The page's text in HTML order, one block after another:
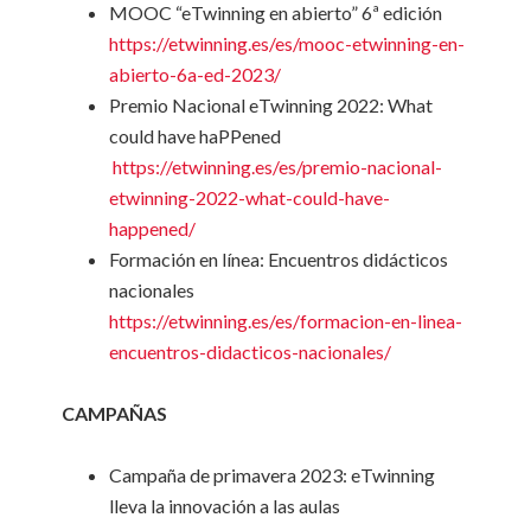
MOOC “eTwinning en abierto” 6ª edición
https://etwinning.es/es/mooc-etwinning-en-
abierto-6a-ed-2023/
Premio Nacional eTwinning 2022: What
could have haPPened
https://etwinning.es/es/premio-nacional-
etwinning-2022-what-could-have-
happened/
Formación en línea: Encuentros didácticos
nacionales
https://etwinning.es/es/formacion-en-linea-
encuentros-didacticos-nacionales/
CAMPAÑAS
Campaña de primavera 2023: eTwinning
lleva la innovación a las aulas